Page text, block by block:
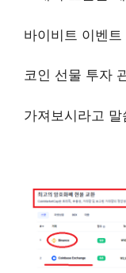
바이비트 이벤트
코인 선물 투자
가져보시라고